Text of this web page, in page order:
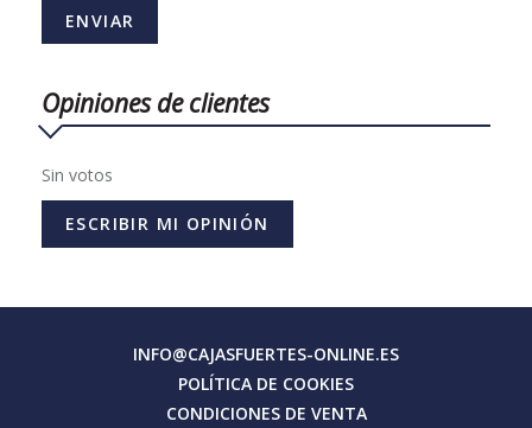
Opiniones de clientes
Sin votos
ESCRIBIR MI OPINIÓN
INFO@CAJASFUERTES-ONLINE.ES
POLÍTICA DE COOKIES
CONDICIONES DE VENTA